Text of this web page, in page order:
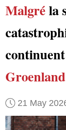
Malgréla
Groenland
21 May